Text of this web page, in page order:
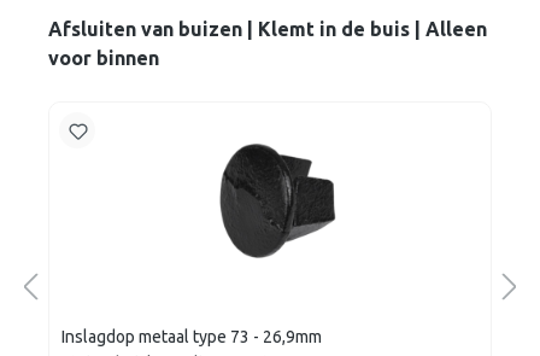
Afsluiten van buizen | Klemt in de buis | Alleen
voor binnen
Inslagdop metaal type 73 - 26,9mm